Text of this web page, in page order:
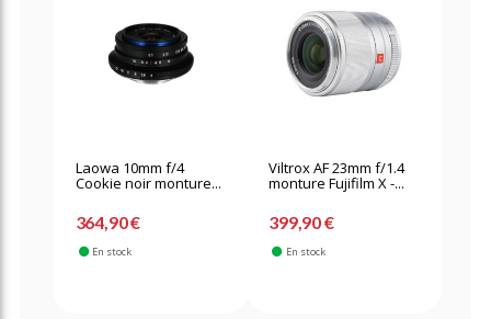
Laowa 10mm f/4
Cookie noir monture...
364,90 €
En stock
Viltrox AF 23mm f/1.4
monture Fujifilm X -...
399,90 €
En stock